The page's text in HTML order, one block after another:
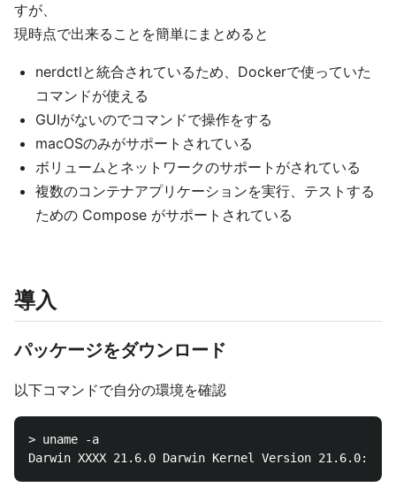
すが、
現時点で出来ることを簡単にまとめると
nerdctlと統合されているため、Dockerで使っていた
コマンドが使える
GUIがないのでコマンドで操作をする
macOSのみがサポートされている
ボリュームとネットワークのサポートがされている
複数のコンテナアプリケーションを実行、テストする
ための Compose がサポートされている
導入
パッケージをダウンロード
以下コマンドで自分の環境を確認
> uname -a